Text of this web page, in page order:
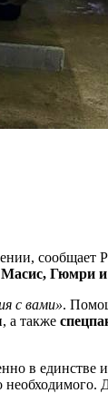
сообщает
Гюмри
с вами».
, а также
в единстве